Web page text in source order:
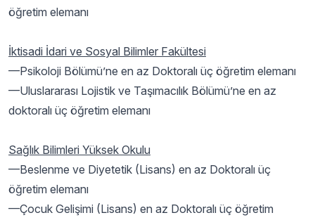
öğretim elemanı
İktisadi İdari ve Sosyal Bilimler Fakültesi
—Psikoloji Bölümü’ne en az Doktoralı üç öğretim elemanı
—Uluslararası Lojistik ve Taşımacılık Bölümü’ne en az
doktoralı üç öğretim elemanı
Sağlık Bilimleri Yüksek Okulu
—Beslenme ve Diyetetik (Lisans) en az Doktoralı üç
öğretim elemanı
—Çocuk Gelişimi (Lisans) en az Doktoralı üç öğretim